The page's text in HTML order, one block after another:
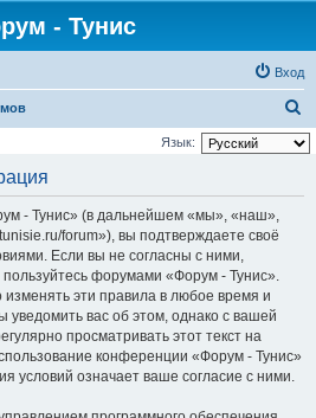
- Тунис
Вход
о
Язык:
- Тунис» (в дальнейшем «мы», «наш»,
forum»), вы подтверждаете своё
Если вы не согласны с ними,
форумами «Форум - Тунис».
эти правила в любое время и
уведомить вас об этом, однако с вашей
просматривать этот текст на
конференции «Форум - Тунис»
условий означает ваше согласие с ними.